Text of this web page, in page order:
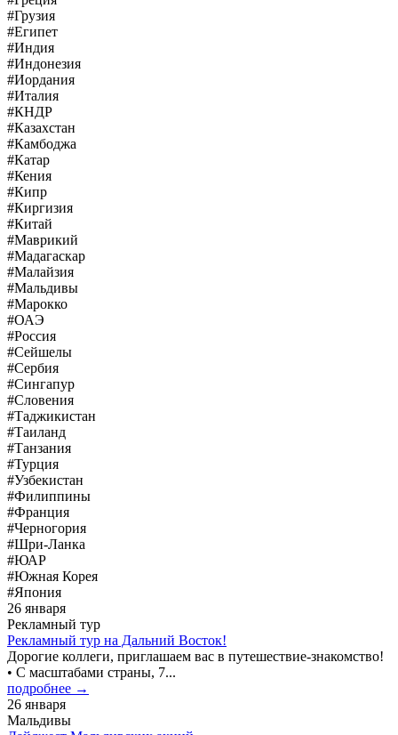
#Грузия
#Египет
#Индия
#Индонезия
#Иордания
#Италия
#КНДР
#Казахстан
#Камбоджа
#Катар
#Кения
#Кипр
#Киргизия
#Китай
#Маврикий
#Мадагаскар
#Малайзия
#Мальдивы
#Марокко
#ОАЭ
#Россия
#Сейшелы
#Сербия
#Сингапур
#Словения
#Таджикистан
#Таиланд
#Танзания
#Турция
#Узбекистан
#Филиппины
#Франция
#Черногория
#Шри-Ланка
#ЮАР
#Южная Корея
#Япония
26 января
Рекламный тур
Рекламный тур на Дальний Восток!
Дорогие коллеги, приглашаем вас в путешествие-знакомство!
• С масштабами страны, 7...
подробнее →
26 января
Мальдивы